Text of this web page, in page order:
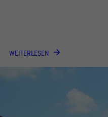
WEITERLESEN